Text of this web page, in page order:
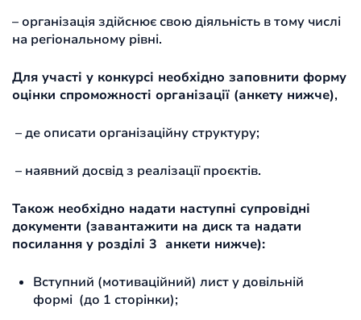
– організація здійснює свою діяльність в тому числі
на регіональному рівні.
Для участі у конкурсі необхідно заповнити форму
оцінки спроможності організації (анкету нижче),
– де описати організаційну структуру;
– наявний досвід з реалізації проєктів.
Також необхідно надати наступні супровідні
документи (завантажити на диск та надати
посилання у розділі 3 анкети нижче):
Вступний (мотиваційний) лист у довільній
формі (до 1 сторінки);